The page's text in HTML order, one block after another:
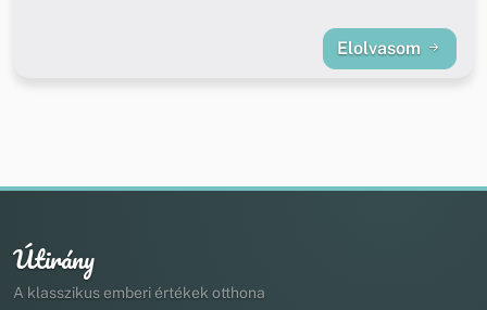
Elolvasom
Útirány
A klasszikus emberi értékek otthona